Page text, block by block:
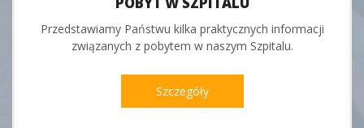
Przedstawiamy Państwu kilka praktycznych informacji
związanych z pobytem w naszym Szpitalu.
Szczegóły